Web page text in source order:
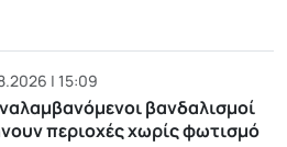
| 15:09
βανδαλισμοί
περιοχές χωρίς φωτισμό